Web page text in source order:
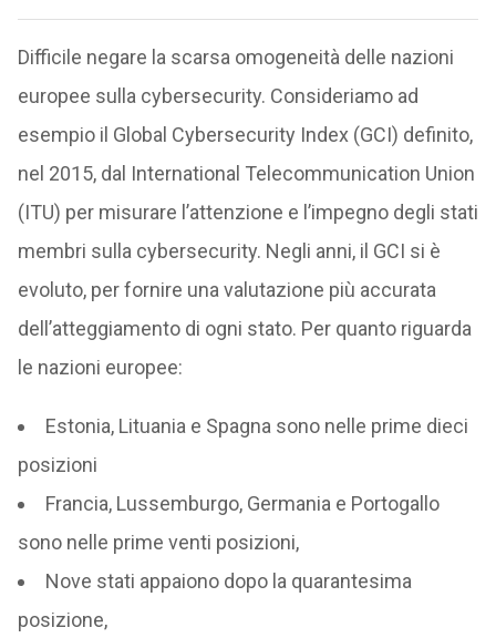
Difficile negare la scarsa omogeneità delle nazioni
europee sulla cybersecurity. Consideriamo ad
esempio il Global Cybersecurity Index (GCI) definito,
nel 2015, dal International Telecommunication Union
(ITU) per misurare l’attenzione e l’impegno degli stati
membri sulla cybersecurity. Negli anni, il GCI si è
evoluto, per fornire una valutazione più accurata
dell’atteggiamento di ogni stato. Per quanto riguarda
le nazioni europee:
Estonia, Lituania e Spagna sono nelle prime dieci
posizioni
Francia, Lussemburgo, Germania e Portogallo
sono nelle prime venti posizioni,
Nove stati appaiono dopo la quarantesima
posizione,